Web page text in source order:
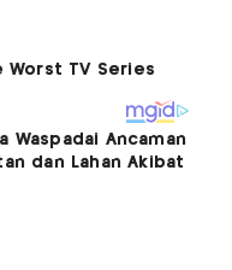
Waspadai Ancaman
dan Lahan Akibat